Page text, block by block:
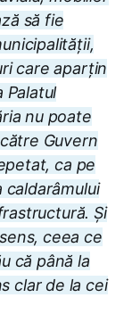
să fie
care aparțin
Palatul
nu poate
Guvern
ca pe
Și
ceea ce
că până la
clar de la cei